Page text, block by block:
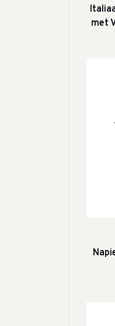
met